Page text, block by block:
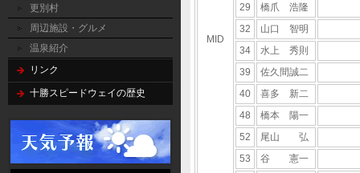
更別村
周辺施設・グルメ
温泉紹介
リンク
十勝スピードウェイの歴史
MID
29
橋爪 浩隆
32
山口 智明
34
水上 秀則
39
佐久間誠二
40
喜多 新二
48
橋本 陽一
52
尾山 弘
53
谷 憲一